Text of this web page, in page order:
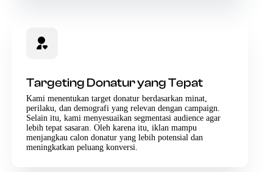
Targeting Donatur yang Tepat
Kami menentukan target donatur berdasarkan minat,
perilaku, dan demografi yang relevan dengan campaign.
Selain itu, kami menyesuaikan segmentasi audience agar
lebih tepat sasaran. Oleh karena itu, iklan mampu
menjangkau calon donatur yang lebih potensial dan
meningkatkan peluang konversi.